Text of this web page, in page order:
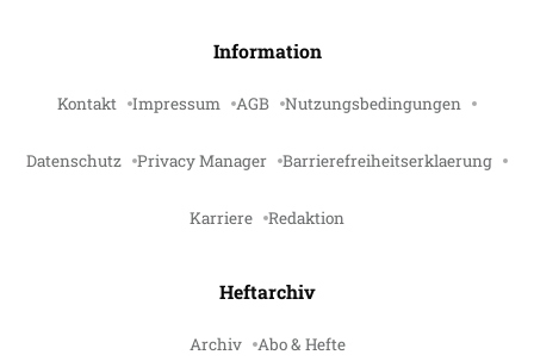
Information
Kontakt Impressum AGB Nutzungsbedingungen
Datenschutz Privacy Manager Barrierefreiheitserklaerung
Karriere Redaktion
Heftarchiv
Archiv Abo & Hefte